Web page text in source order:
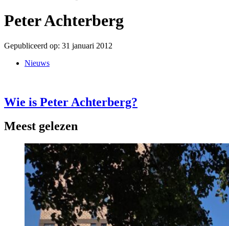
Peter Achterberg
Gepubliceerd op: 31 januari 2012
Nieuws
Wie is Peter Achterberg?
Meest gelezen